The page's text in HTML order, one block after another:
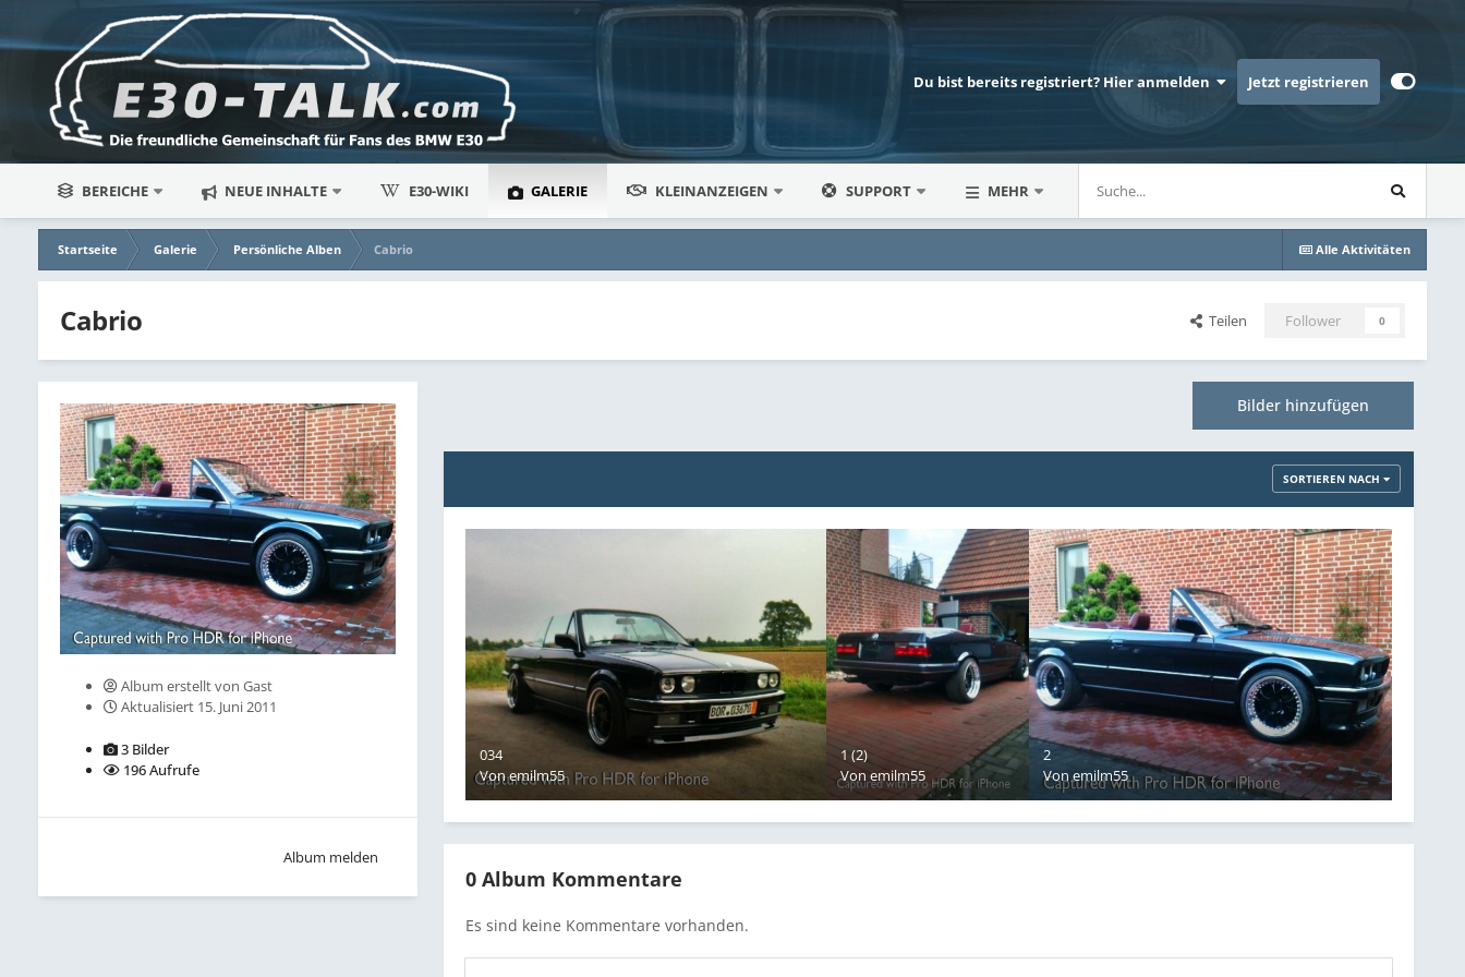
Du bist bereits registriert? Hier anmelden Jetzt registrieren
BEREICHE NEUE INHALTE E30-WIKI GALERIE KLEINANZEIGEN SUPPORT MEHR
Alle Aktivitäten
Startseite Galerie Persönliche Alben Cabrio
Cabrio Teilen Follower 0
Album erstellt von Gast
Aktualisiert 15. Juni 2011
3 Bilder
196 Aufrufe
Album melden
Bilder hinzufügen
SORTIEREN NACH
034
Vonemilm55
1 (2)
Von emilm55
2
Vonemilm55
0 Album Kommentare
Es sind keine Kommentare vorhanden.